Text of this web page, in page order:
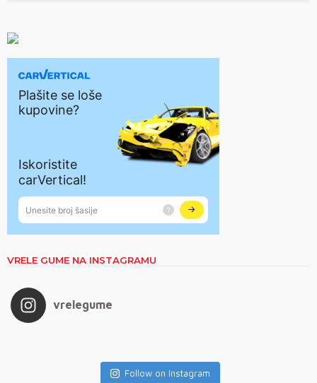
VRELE GUME NA INSTAGRAMU
vrelegume
Follow on Instagram